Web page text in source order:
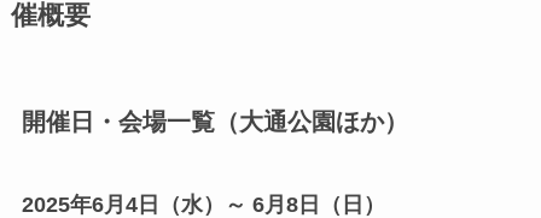
催概要
開催日・会場一覧（大通公園ほか）
2025年6月4日（水）～ 6月8日（日）